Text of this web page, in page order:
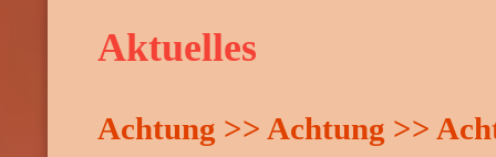
Aktuelles
Achtung >> Achtung >>